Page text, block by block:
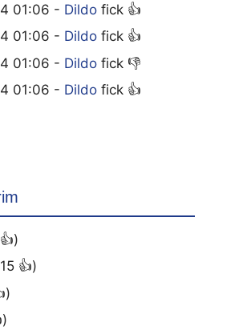
01:06 - Dildo fick 👍
01:06 - Dildo fick 👍
01:06 - Dildo fick 👎
01:06 - Dildo fick 👍
👍)